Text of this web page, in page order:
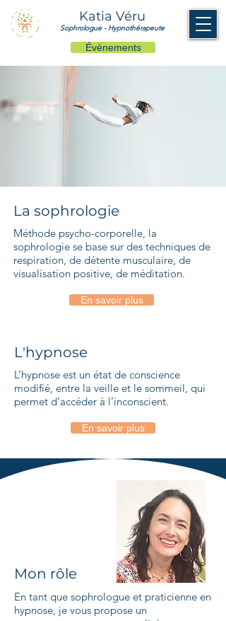
Katia Véru
Sophrologue - Hypnothérapeute
Évènements
La sophrologie
Méthode psycho-corporelle, la
sophrologie se base sur des techniques de
respiration, de détente musculaire, de
visualisation positive, de méditation.
En savoir plus
L'hypnose
L’hypnose est un état de conscience
modifié, entre la veille et le sommeil, qui
permet d’accéder à l’inconscient.
En savoir plus
Mon rôle
En tant que sophrologue et praticienne en
hypnose, je vous propose un